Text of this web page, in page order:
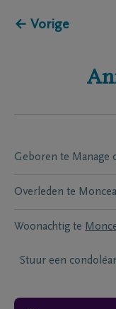
← Vorige
Geboren te Manage
Overleden te
Woonachtig te
Stuur een